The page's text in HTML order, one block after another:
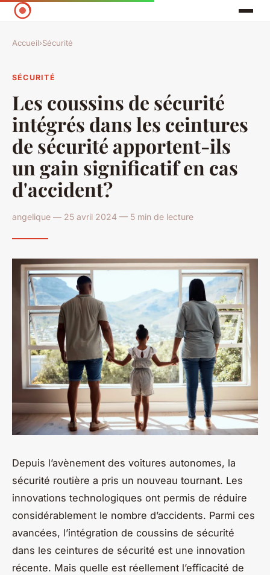
Accueil›Sécurité
SÉCURITÉ
Les coussins de sécurité
intégrés dans les ceintures
de sécurité apportent-ils
un gain significatif en cas
d'accident?
angelique — 25 avril 2024 — 5 min de lecture
Depuis l’avènement des voitures autonomes, la
sécurité routière a pris un nouveau tournant. Les
innovations technologiques ont permis de réduire
considérablement le nombre d’accidents. Parmi ces
avancées, l’intégration de coussins de sécurité
dans les ceintures de sécurité est une innovation
récente. Mais quelle est réellement l’efficacité de